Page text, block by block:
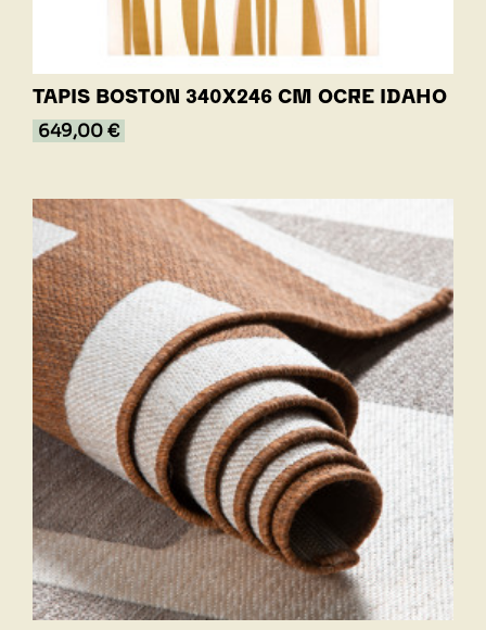
TAPIS BOSTON 340X246 CM OCRE IDAHO
649,00 €